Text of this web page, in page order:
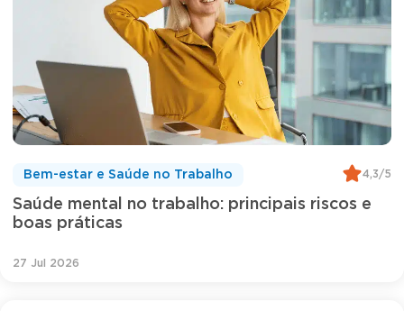
Saúde mental no trabalho: principais riscos e
boas práticas
Bem-estar e Saúde no Trabalho 4,3/5
27 Jul 2026